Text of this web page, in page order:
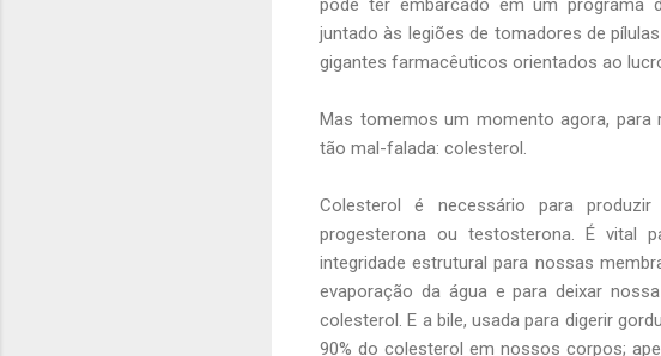
juntado às legiões de tomadores de
gigantes farmacêuticos orientados ao
Mas tomemos um momento agora,
tão mal-falada: colesterol.
Colesterol é necessário para
progesterona ou testosterona. É vital
integridade estrutural para nossas
evaporação da água e para deixar
colesterol. E a bile, usada para digerir
90% do colesterol em nossos corpos;